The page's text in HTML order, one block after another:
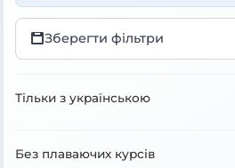
Зберегти фільтри
Тільки з українською
Без плаваючих курсів